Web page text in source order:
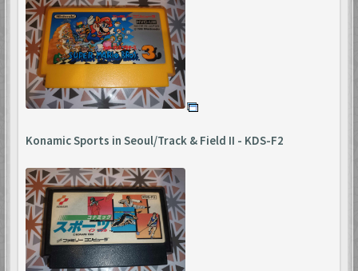
Konamic Sports in Seoul/Track & Field II - KDS-F2